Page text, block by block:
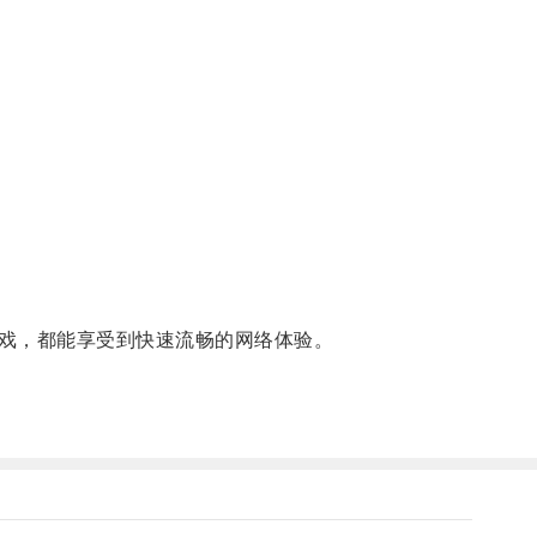
都能享受到快速流畅的网络体验。